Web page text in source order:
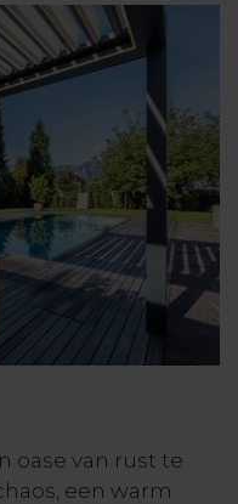
oase van rust te
een warm